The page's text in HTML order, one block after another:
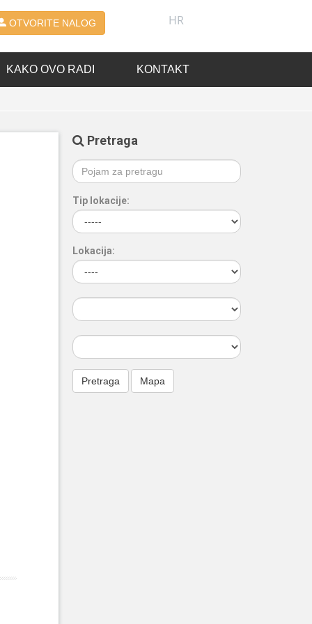
OTVORITE NALOG HR
KAKO OVO RADI KONTAKT
Pretraga
Tip lokacije:
Lokacija: